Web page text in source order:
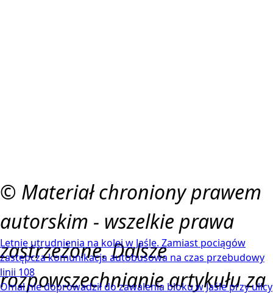
© Materiał chroniony prawem
autorskim - wszelkie prawa
zastrzeżone. Dalsze
rozpowszechnianie artykułu za
Letnie utrudnienia na kolei w Jaśle. Zamiast pociągów
zastępcza komunikacja autobusowa na czas przebudowy
linii 108
Omal nie doprowadził do zawalenia bloku w Jaśle przy ulicy